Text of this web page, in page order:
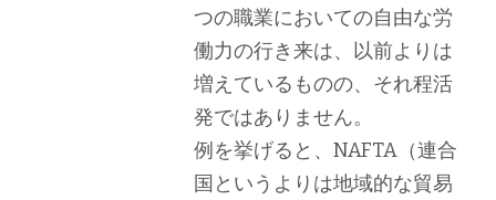
つの職業においての自由な労
働力の行き来は、以前よりは
増えているものの、それ程活
発ではありません。
例を挙げると、NAFTA（連合
国というよりは地域的な貿易